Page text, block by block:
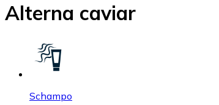
Alterna caviar
Schampo